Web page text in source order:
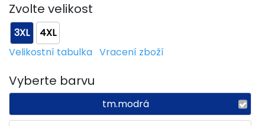
Zvolte velikost
3XL
4XL
Velikostní tabulka Vracení zboží
Vyberte barvu
tm.modrá